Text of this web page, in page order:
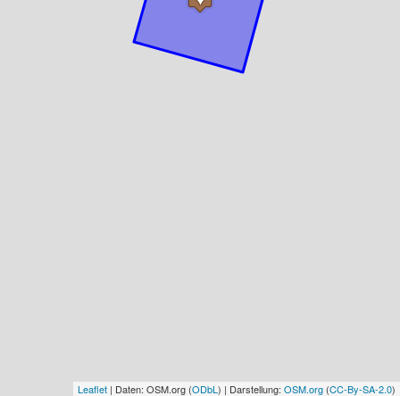
Leaflet | Daten: OSM.org (ODbL ) | Darstellung: OSM.org (CC-By-SA-2.0)